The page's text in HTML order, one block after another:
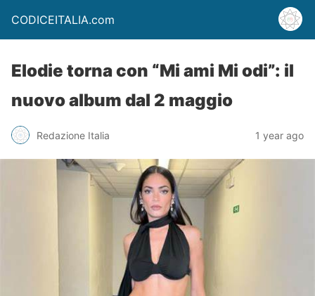
CODICEITALIA.com
Elodie torna con “Mi ami Mi odi”: il
nuovo album dal 2 maggio
Redazione Italia 1 year ago